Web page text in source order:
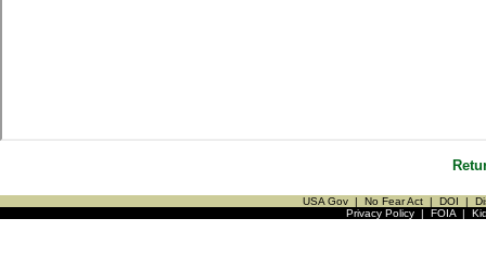
USA Gov | No Fear Act | DOI |
Privacy Policy| FOIA|